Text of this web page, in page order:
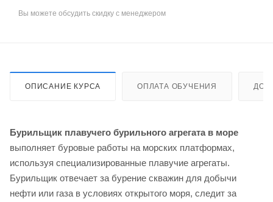
Вы можете обсудить скидку с менеджером
ОПИСАНИЕ КУРСА ОПЛАТА ОБУЧЕНИЯ
Бурильщик плавучего бурильного агрегата в море
выполняет буровые работы на морских платформах,
используя специализированные плавучие агрегаты.
Бурильщик отвечает за бурение скважин для добычи
нефти или газа в условиях открытого моря, следит за